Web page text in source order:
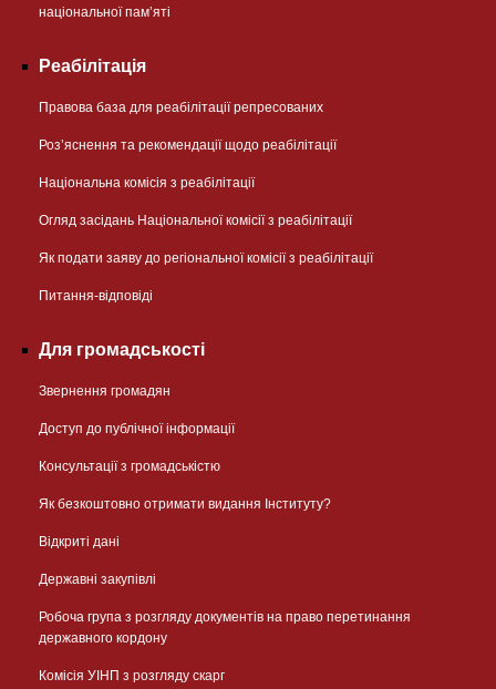
національної памʼяті
Реабілітація
Правова база для реабілітації репресованих
Розʼяснення та рекомендації щодо реабілітації
Національна комісія з реабілітації
Огляд засідань Національної комісії з реабілітації
Як подати заяву до регіональної комісії з реабілітації
Питання-відповіді
Для громадськості
Звернення громадян
Доступ до публічної інформації
Консультації з громадськістю
Як безкоштовно отримати видання Інституту?
Відкриті дані
Державні закупівлі
Робоча група з розгляду документів на право перетинання
державного кордону
Комісія УІНП з розгляду скарг